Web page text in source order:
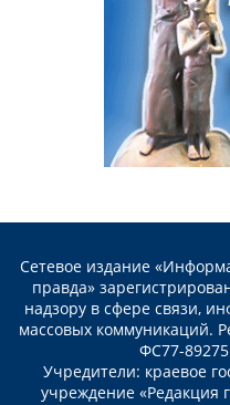
Сетевое издание
правда»
надзору в сфере связи,
массовых коммуникаций.
ФС77-
Учредители: краевое
учреждение «Редакция